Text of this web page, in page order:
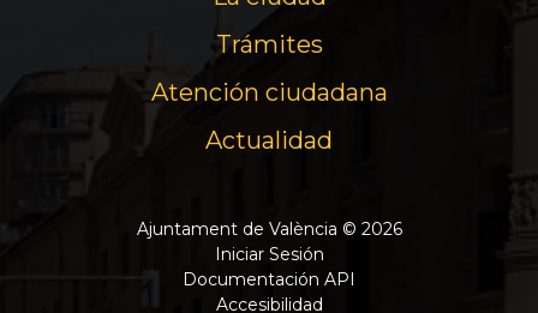
Trámites
Atención ciudadana
Actualidad
Ajuntament de València © 2026
Iniciar Sesión
Documentación API
Accesibilidad